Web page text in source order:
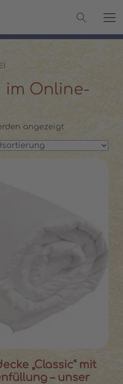
2–3 Werktagen
im Online-
angezeigt
„Classic“ mit
– unser